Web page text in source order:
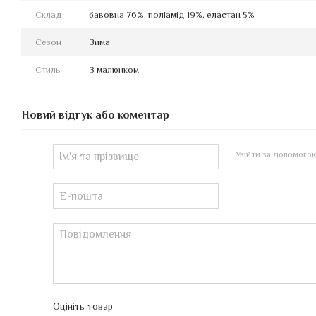
Склад бавовна 76%, поліамід 19%, еластан 5%
Сезон Зима
Стиль З малюнком
Новий відгук або коментар
Увійти за
Оцініть товар